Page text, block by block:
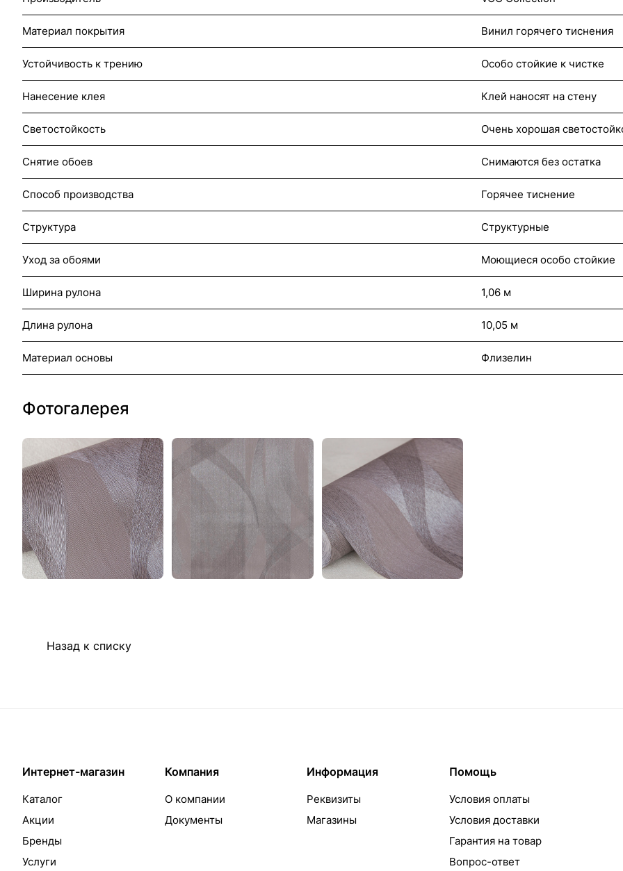
Материал покрытия Винил горячего тиснения
Устойчивость к трению Особо стойкие к чистке
Нанесение клея Клей наносят на стену
Светостойкость Очень хорошая
Снятие обоев Снимаются без остатка
Способ производства Горячее тиснение
Структура Структурные
Уход за обоями Моющиеся особо стойкие
Ширина рулона 1,06 м
Длина рулона 10,05 м
Материал основы Флизелин
Фотогалерея
Назад к списку
Интернет-магазин
Каталог
Акции
Бренды
Услуги
Компания
О компании
Документы
Информация
Реквизиты
Магазины
Помощь
Условия оплаты
Условия доставки
Гарантия на товар
Вопрос-ответ